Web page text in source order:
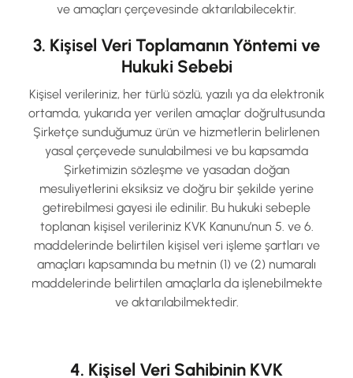
ve amaçları çerçevesinde aktarılabilecektir.
3. Kişisel Veri Toplamanın Yöntemi ve
Hukuki Sebebi
Kişisel verileriniz, her türlü sözlü, yazılı ya da elektronik
ortamda, yukarıda yer verilen amaçlar doğrultusunda
Şirketçe sunduğumuz ürün ve hizmetlerin belirlenen
yasal çerçevede sunulabilmesi ve bu kapsamda
Şirketimizin sözleşme ve yasadan doğan
mesuliyetlerini eksiksiz ve doğru bir şekilde yerine
getirebilmesi gayesi ile edinilir. Bu hukuki sebeple
toplanan kişisel verileriniz KVK Kanunu’nun 5. ve 6.
maddelerinde belirtilen kişisel veri işleme şartları ve
amaçları kapsamında bu metnin (1) ve (2) numaralı
maddelerinde belirtilen amaçlarla da işlenebilmekte
ve aktarılabilmektedir.
4. Kişisel Veri Sahibinin KVK